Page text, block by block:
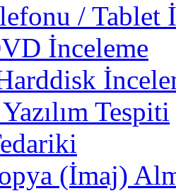
/ Tablet
İnceleme
Tespiti
(İmaj)